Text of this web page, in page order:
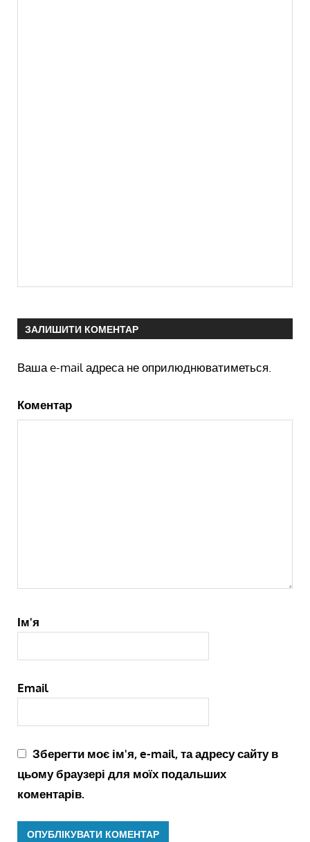
ЗАЛИШИТИ КОМЕНТАР
Ваша e-mail адреса не оприлюднюватиметься.
Коментар
Ім'я
Email
Зберегти моє ім'я, e-mail, та адресу сайту в
цьому браузері для моїх подальших
коментарів.